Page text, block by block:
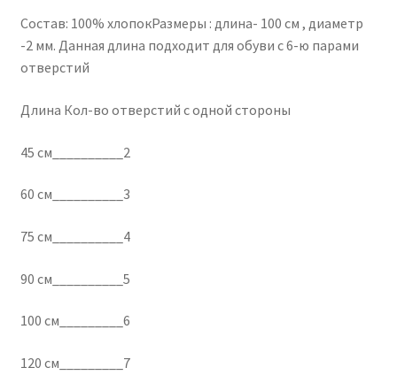
Состав: 100% хлопокРазмеры : длина- 100 см , диаметр
-2 мм. Данная длина подходит для обуви с 6-ю парами
отверстий
Длина Кол-во отверстий с одной стороны
45 см__________2
60 см__________3
75 см__________4
90 см__________5
100 см_________6
120 см_________7